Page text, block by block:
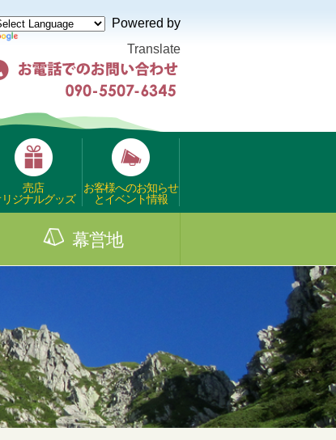
Powered by
Translate
売店
リジナルグッズ
お客様へのお知らせ
とイベント情報
幕営地